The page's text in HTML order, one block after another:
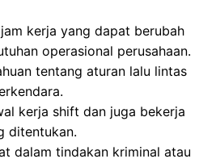
kerja yang dapat berubah
operasional perusahaan.
tentang aturan lalu lintas
kerja shift dan juga bekerja
ditentukan.
dalam tindakan kriminal atau